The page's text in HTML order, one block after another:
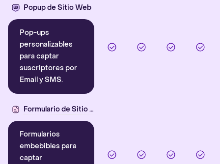
Popup de Sitio Web
Pop-ups
personalizables
para captar
suscriptores por
Email y SMS.
Formulario de Sitio Web
Formularios
embebibles para
captar